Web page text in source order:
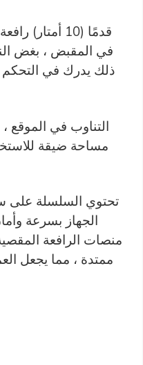
في المقبض ، بغض
ذلك يدرك في
التناوب في
مساحة ضيقة
تحتوي السلسلة
الجهاز بسرعة
ممتدة ، مما يجعل